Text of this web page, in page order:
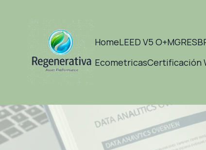
HomeLEED V5 O+MGRESB
EcometricasCertificación